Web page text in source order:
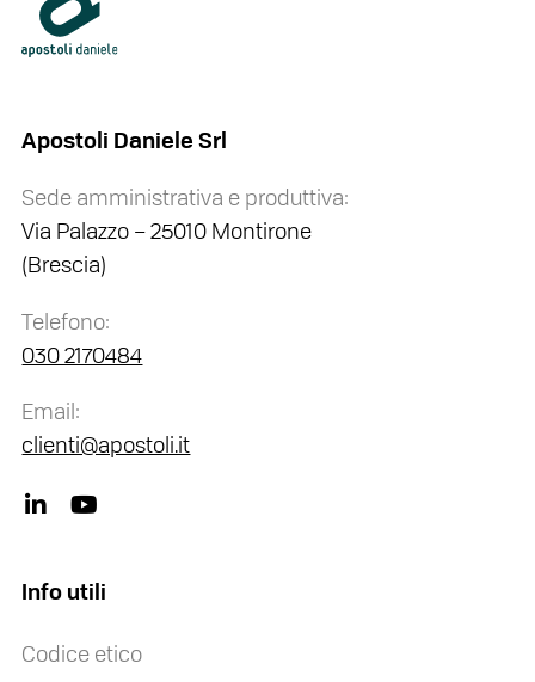
Apostoli Daniele Srl
Sede amministrativa e produttiva:
Via Palazzo – 25010 Montirone
(Brescia)
Telefono:
030 2170484
Email:
clienti@apostoli.it
Info utili
Codice etico